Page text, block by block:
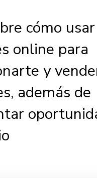
cómo
online para
y
además de